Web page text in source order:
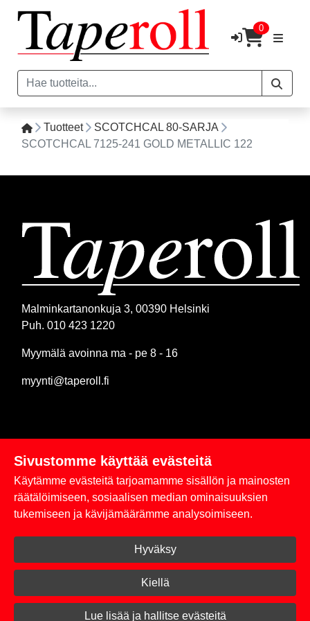
0
Tuotteet
SCOTCHCAL 80-SARJA
SCOTCHCAL 7125-241 GOLD METALLIC 122
Malminkartanonkuja 3, 00390 Helsinki
Puh. 010 423 1220
Myymälä avoinna ma - pe 8 - 16
myynti@taperoll.fi
Linkit
Rekisteriseloste
Toimitus- ja maksuehdot
Kirjaudu sisään
© 2026 Taperoll
Sivustomme käyttää evästeitä
Käytämme evästeitä tarjoamamme sisällön ja mainosten
räätälöimiseen, sosiaalisen median ominaisuuksien
tukemiseen ja kävijämäärämme analysoimiseen.
Hyväksy
Kiellä
Lue lisää ja hallitse evästeitä